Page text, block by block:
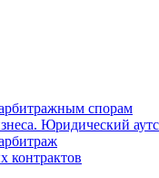
спорам
Юридический
контрактов